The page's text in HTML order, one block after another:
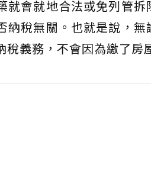
就會就地合法或免列管
納稅無關。也就是說，
義務，不會因為繳了房